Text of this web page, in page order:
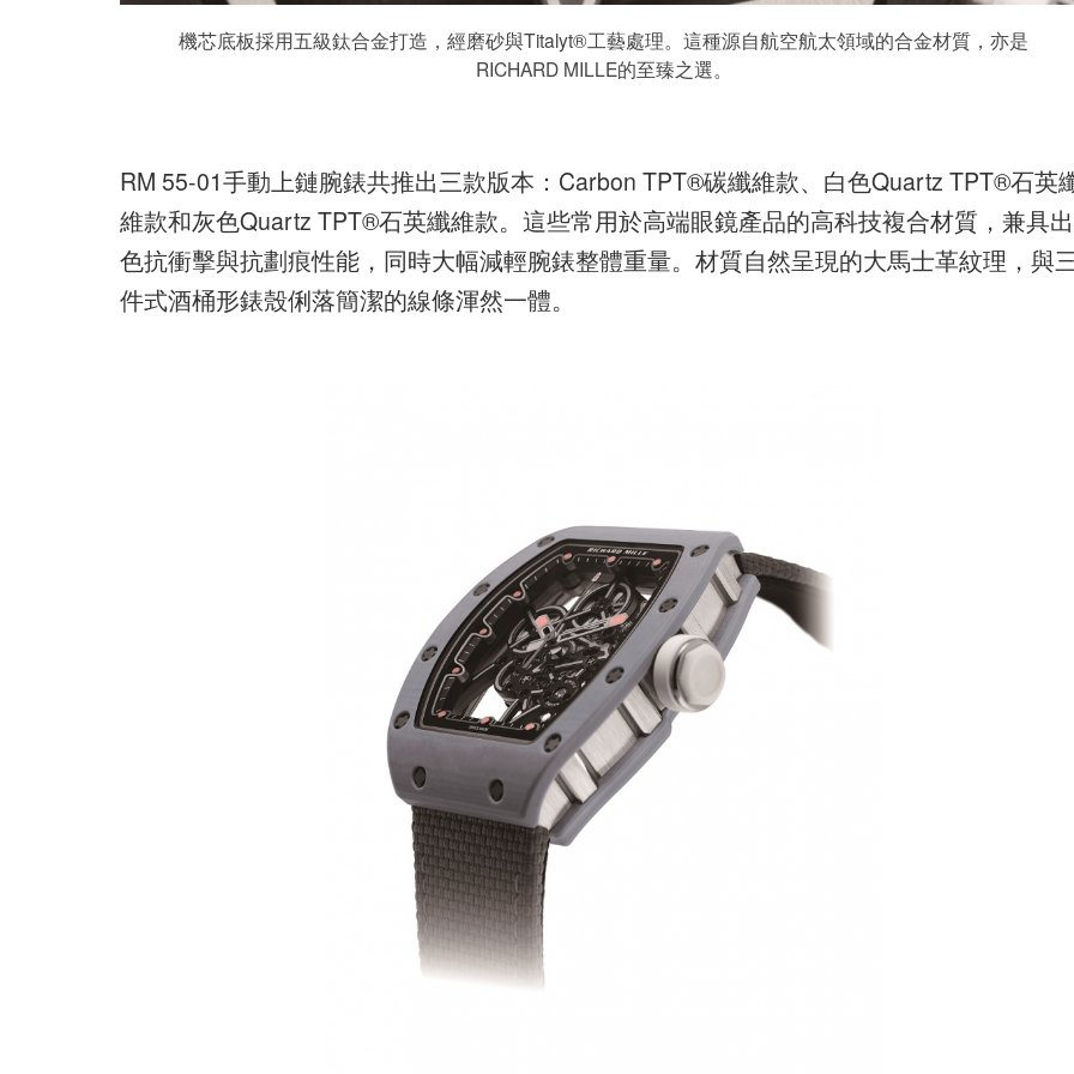
機芯底板採用五級鈦合金打造，經磨砂與Titalyt®工藝處理。這種源自航空航太領域的合金材質，亦是
RICHARD MILLE的至臻之選。
RM 55-01手動上鏈腕錶共推出三款版本：Carbon TPT®碳纖維款、白色Quartz TPT®石英
維款和灰色Quartz TPT®石英纖維款。這些常用於高端眼鏡產品的高科技複合材質，兼具出
色抗衝擊與抗劃痕性能，同時大幅減輕腕錶整體重量。材質自然呈現的大馬士革紋理，與
件式酒桶形錶殼俐落簡潔的線條渾然一體。